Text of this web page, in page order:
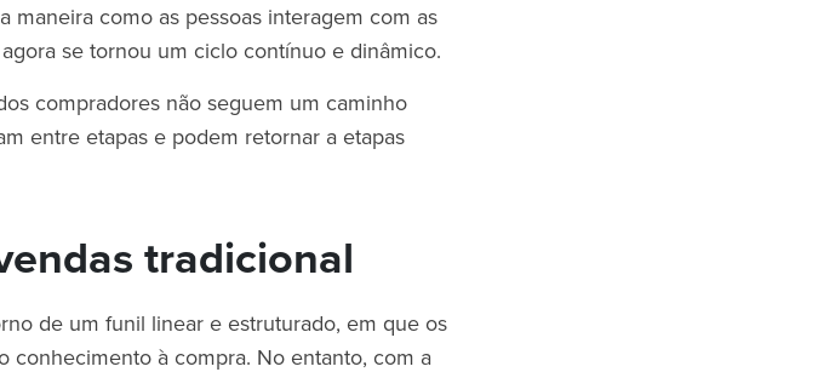
maneira como as pessoas interagem com as
se tornou um ciclo contínuo e dinâmico.
compradores não seguem um caminho
entre etapas e podem retornar a etapas
tradicional
de um funil linear e estruturado, em que os
conhecimento à compra. No entanto, com a